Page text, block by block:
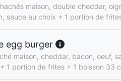
maison, double cheddar,
sauce au choix + 1 portion de
egg burger
maison, cheddar, bacon, oeuf,
1 portion de frites + 1 boisson 33